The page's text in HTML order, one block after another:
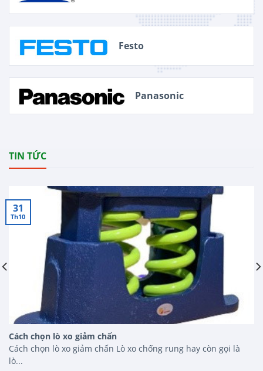
Festo
Panasonic
TIN TỨC
Cách chọn lò xo giảm chấn
Cách chọn lò xo giảm chấn Lò xo chống rung hay còn gọi là
lò...
31
Th10